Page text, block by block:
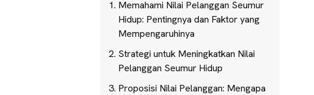
Memahami Nilai Pelanggan Seumur
Hidup: Pentingnya dan Faktor yang
Mempengaruhinya
Strategi untuk Meningkatkan Nilai
Pelanggan Seumur Hidup
Proposisi Nilai Pelanggan: Mengapa